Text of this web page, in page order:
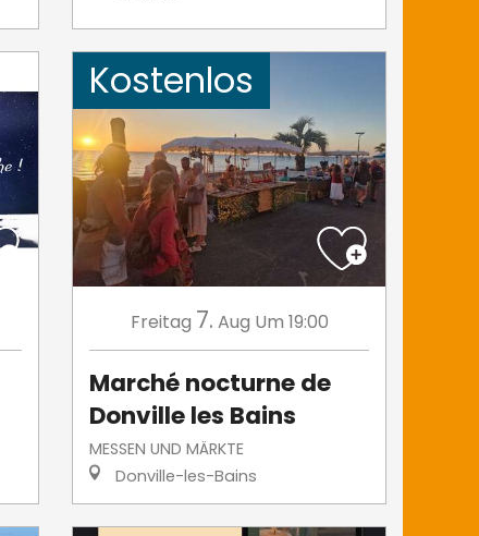
Kostenlos
Freitag 7. Aug Um 19:00
Marché nocturne de
Donville les Bains
MESSEN UND MÄRKTE
Donville-les-Bains